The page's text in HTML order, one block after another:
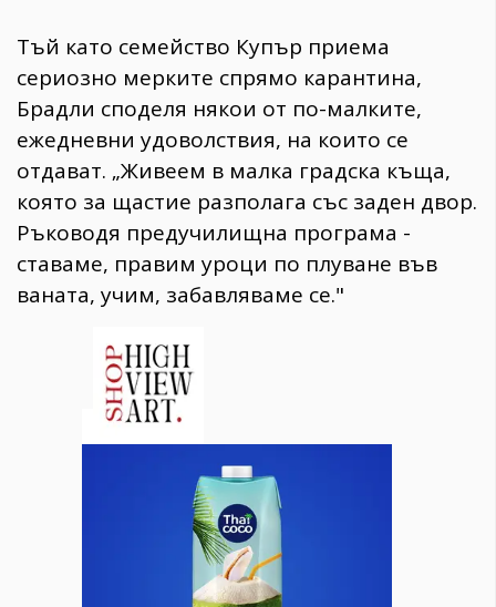
Тъй като семейство Купър приема
сериозно мерките спрямо карантина,
Брадли споделя някои от по-малките,
ежедневни удоволствия, на които се
отдават. „Живеем в малка градска къща,
която за щастие разполага със заден двор.
Ръководя предучилищна програма -
ставаме, правим уроци по плуване във
ваната, учим, забавляваме се."